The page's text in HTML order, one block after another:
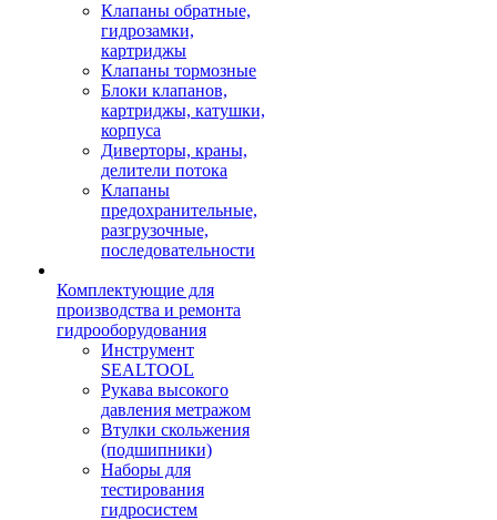
Клапаны обратные,
гидрозамки,
картриджы
Клапаны тормозные
Блоки клапанов,
картриджы, катушки,
корпуса
Диверторы, краны,
делители потока
Клапаны
предохранительные,
разгрузочные,
последовательности
Комплектующие для
производства и ремонта
гидрооборудования
Инструмент
SEALTOOL
Рукава высокого
давления метражом
Втулки скольжения
(подшипники)
Наборы для
тестирования
гидросистем